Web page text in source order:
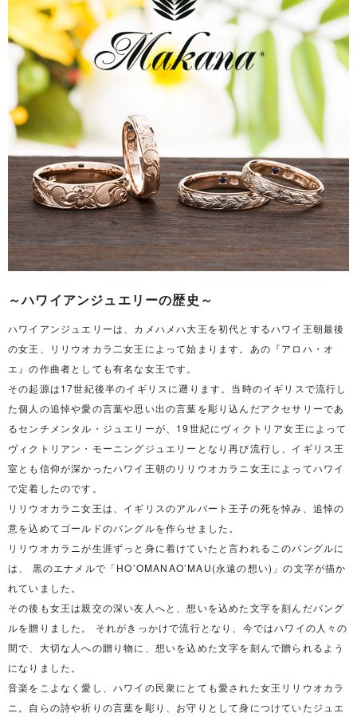
～ハワイアンジュエリーの歴史～
ハワイアンジュエリーは、カメハメハ大王を初代とするハワイ王朝最後
の女王、リリウオカラ二女王によって始まります。あの『アロハ・オ
エ』の作曲者としても有名な女王です。
その起源は17世紀後半のイギリスに遡ります。当時のイギリスで流行し
た個人の追悼や愛の言葉や思い出の言葉を彫り込んだアクセサリーであ
るセンチメンタル・ジュエリーが、19世紀にヴィクトリア女王によって
ヴィクトリアン・モーニングジュエリーとなり再び流行し、イギリス王
室とも信仰が深かったハワイ王朝のリリウオカラニ女王によってハワイ
で定着したのです。
リリウオカラニ女王は、イギリスのアルバート王子の死を悼み、追悼の
意を込めてゴールドのバングルを作らせました。
リリウオカラニが生涯ずっと身に着けていたと言われるこのバングルに
は、 黒のエナメルで「HO’OMANAO’MAU(永遠の想い)」の文字が描か
れていました。
その後も女王は親交の深い友人へと、想いを込めた文字を刻んだバング
ルを贈りました。 それがきっかけで流行となり、今ではハワイの人々の
間で、大切な人への贈り物に、想いを込めた文字を刻んで贈られるよう
になりました。
音楽をこよなく愛し、ハワイの民衆にとても愛された女王リリウオカラ
ニ。自らの詩や祈りの言葉を彫り、お守りとして身につけていたジュエ